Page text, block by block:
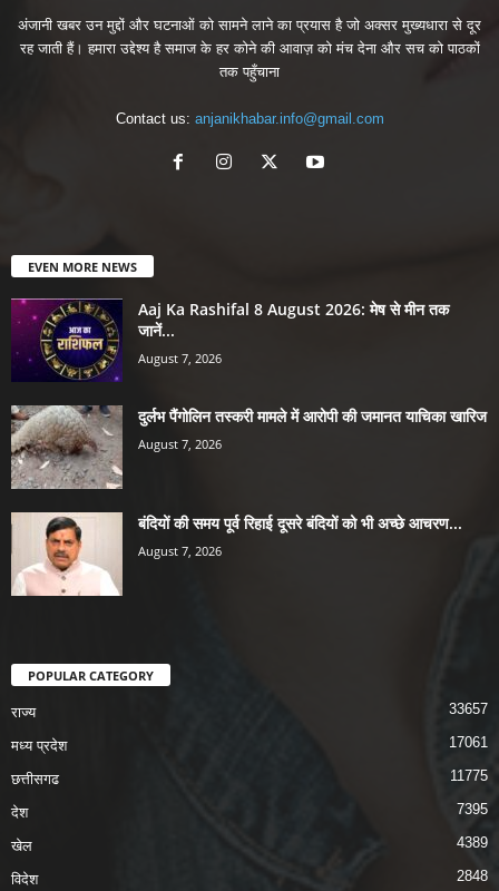
अंजानी खबर उन मुद्दों और घटनाओं को सामने लाने का प्रयास है जो अक्सर मुख्यधारा से दूर
रह जाती हैं। हमारा उद्देश्य है समाज के हर कोने की आवाज़ को मंच देना और सच को पाठकों
तक पहुँचाना
Contact us: anjanikhabar.info@gmail.com
EVEN MORE NEWS
Aaj Ka Rashifal 8 August 2026: मेष से मीन तक
जानें...
August 7, 2026
दुर्लभ पैंगोलिन तस्करी मामले में आरोपी की जमानत याचिका खारिज
August 7, 2026
बंदियों की समय पूर्व रिहाई दूसरे बंदियों को भी अच्छे आचरण...
August 7, 2026
POPULAR CATEGORY
राज्य 33657
मध्य प्रदेश 17061
छत्तीसगढ 11775
देश 7395
खेल 4389
विदेश 2848